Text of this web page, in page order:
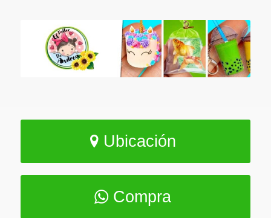
Ubicación
Compra